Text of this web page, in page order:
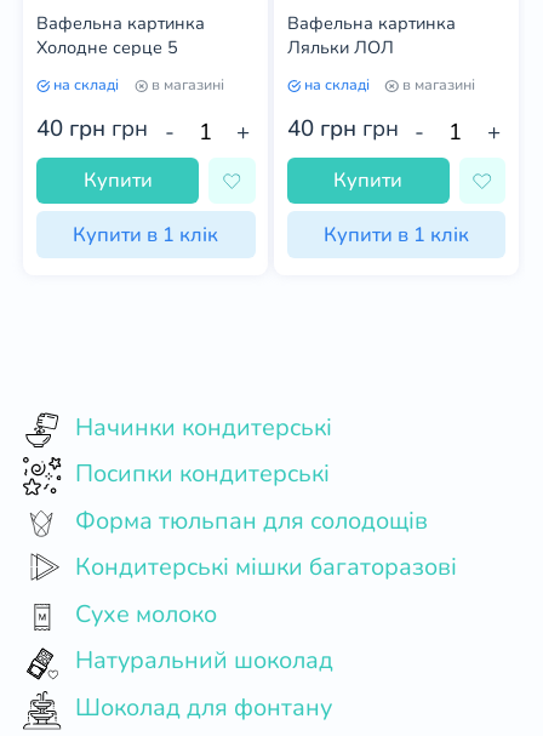
Вафельна картинка
Холодне серце 5
на складі в магазині
40 грн грн - +
Купити
Купити в 1 клік
Вафельна картинка
Ляльки ЛОЛ
на складі в магазині
40 грн грн - +
Купити
Купити в 1 клік
Начинки кондитерські
Посипки кондитерські
Форма тюльпан для солодощів
Кондитерські мішки багаторазові
Сухе молоко
Натуральний шоколад
Шоколад для фонтану